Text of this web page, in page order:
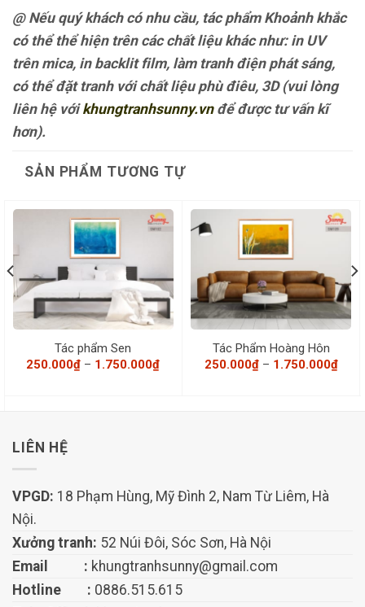
@ Nếu quý khách có nhu cầu, tác phẩm Khoảnh khắc
có thể thể hiện trên các chất liệu khác như: in UV
trên mica, in backlit film, làm tranh điện phát sáng,
có thể đặt tranh với chất liệu phù điêu, 3D (vui lòng
liên hệ vớikhungtranhsunny.vnđể được tư vấn kĩ
hơn).
SẢN PHẨM TƯƠNG TỰ
Tác phẩm Sen
250.000₫ – 1.750.000₫Khoảng
Tác Phẩm Hoàng Hôn
250.000₫ – 1.750.000₫
giá:
LIÊN HỆ
VPGD: 18 Phạm Hùng, Mỹ Đình 2, Nam Từ Liêm, Hà
Nội.
Xưởng tranh: 52 Núi Đôi, Sóc Sơn, Hà Nội
Email : khungtranhsunny@gmail.com
Hotline : 0886.515.615